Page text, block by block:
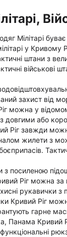
Мілітарі
у Кривому
штани з
захист від
можна у
довгими або
Ріг завжди
жилети з
з посиленою
Ріг можна
Кривий Ріг
гарне
Панама Кривий